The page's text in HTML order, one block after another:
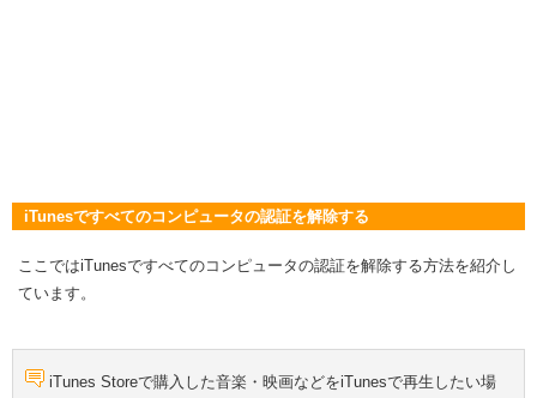
iTunesですべてのコンピュータの認証を解除する
ここではiTunesですべてのコンピュータの認証を解除する方法を紹介し
ています。
iTunes Storeで購入した音楽・映画などをiTunesで再生したい場